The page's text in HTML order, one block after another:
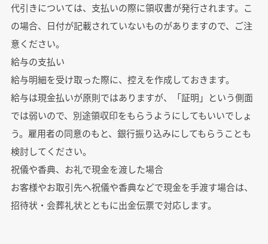
代引きについては、支払いの際に領収書が発行されます。こ
の場合、日付が記載されていないものがありますので、ご注
意ください。
給与の支払い
給与明細を受け取った際に、控えを作成しておきます。
給与は現金払いが原則ではありますが、「証明」という側面
では弱いので、別途領収印をもらうようにしてもいいでしょ
う。雇用者の同意のもと、銀行振り込みにしてもらうことも
検討してください。
祝儀や香典、お礼で現金を渡した場合
お客様やお取引先へ祝儀や香典などで現金を手渡す場合は、
招待状・会葬礼状とともに出金伝票で対応します。